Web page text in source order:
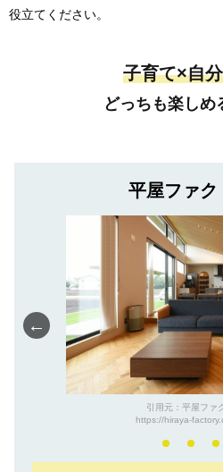
役立てください。
子育て×自
どっちも楽しめ
平屋ファク
←
引用元：平屋ファ
https://hiraya-